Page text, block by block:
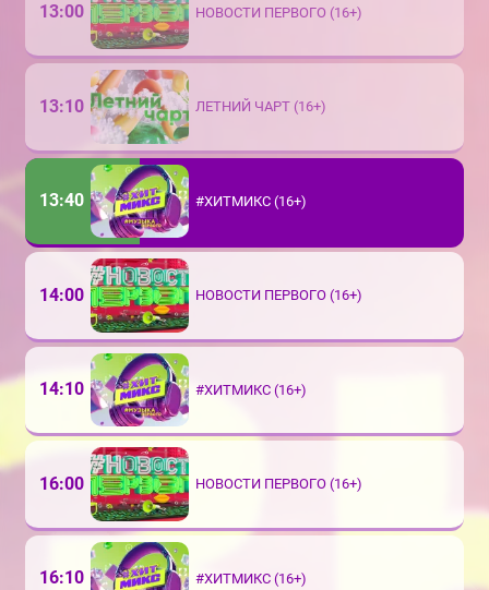
13:00 НОВОСТИ ПЕРВОГО (16+)
13:10 ЛЕТНИЙ ЧАРТ (16+)
13:40 #ХИТМИКС (16+)
14:00 НОВОСТИ ПЕРВОГО (16+)
14:10 #ХИТМИКС (16+)
16:00 НОВОСТИ ПЕРВОГО (16+)
16:10 #ХИТМИКС (16+)